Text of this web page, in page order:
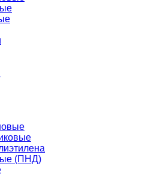
(ПНД)